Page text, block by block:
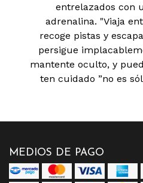
entrelazados con
adrenalina. "Viaja
recoge pistas y
persigue
mantente oculto, y
ten cuidado ”no es
MEDIOS DE PAGO